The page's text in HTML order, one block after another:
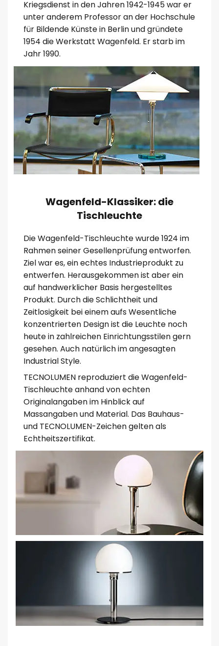
Kriegsdienst in den Jahren 1942-1945 war er
unter anderem Professor an der Hochschule
für Bildende Künste in Berlin und gründete
1954 die Werkstatt Wagenfeld. Er starb im
Jahr 1990.
Wagenfeld-Klassiker: die
Tischleuchte
Die Wagenfeld-Tischleuchte wurde 1924 im
Rahmen seiner Gesellenprüfung entworfen.
Ziel war es, ein echtes Industrieprodukt zu
entwerfen. Herausgekommen ist aber ein
auf handwerklicher Basis hergestelltes
Produkt. Durch die Schlichtheit und
Zeitlosigkeit bei einem aufs Wesentliche
konzentrierten Design ist die Leuchte noch
heute in zahlreichen Einrichtungsstilen gern
gesehen. Auch natürlich im angesagten
Industrial Style.
TECNOLUMEN reproduziert die Wagenfeld-
Tischleuchte anhand von echten
Originalangaben im Hinblick auf
Massangaben und Material. Das Bauhaus-
und TECNOLUMEN-Zeichen gelten als
Echtheitszertifikat.